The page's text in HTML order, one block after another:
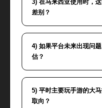
3) 在马来西亚使用时，
差别？
4) 如果平台未来出现问
估？
5) 平时主要玩手游的大
取向？